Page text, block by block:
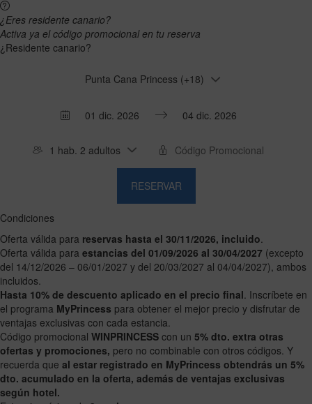
¿Eres residente canario?
Activa ya el código promocional en tu reserva
¿Residente canario?
Punta Cana Princess (+18)
the
the
calendar
and
a
date.
Press
the
question
mark
key
the
down
key
to
the
calendar
and
a
date.
the
question
mark
key
1 hab. 2 adultos
RESERVAR
Condiciones
Oferta válida para reservas hasta el 30/11/2026, incluido
Oferta válida para estancias del 01/09/2026 al 30/04/2027 (excepto
del 14/12/2026 – 06/01/2027 y del 20/03/2027 al 04/04/2027), ambos
incluidos.
Hasta 10% de descuento aplicado en el precio final . Inscríbete en
el programa MyPrincess para obtener el mejor precio y disfrutar de
ventajas exclusivas con cada estancia.
Código promocional WINPRINCESS con un 5% dto. extra otras
ofertas y promociones, pero no combinable con otros códigos. Y
recuerda que al estar registrado en MyPrincess obtendrás un 5%
dto. acumulado en la oferta, además de ventajas exclusivas
según hotel.